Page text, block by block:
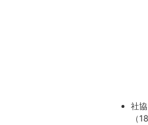
社
（